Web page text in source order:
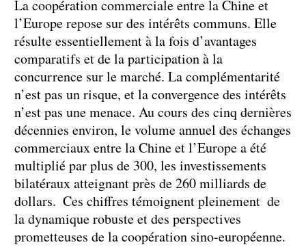
La coopération commerciale entre la Chine et
l’Europe repose sur des intérêts communs. Elle
résulte essentiellement à la fois d’avantages
comparatifs et de la participation à la
concurrence sur le marché. La complémentarité
n’est pas un risque, et la convergence des intérêts
n’est pas une menace. Au cours des cinq dernières
décennies environ, le volume annuel des échanges
commerciaux entre la Chine et l’Europe a été
multiplié par plus de 300, les investissements
bilatéraux atteignant près de 260 milliards de
dollars. Ces chiffres témoignent pleinement de
la dynamique robuste et des perspectives
prometteuses de la coopération sino-européenne.